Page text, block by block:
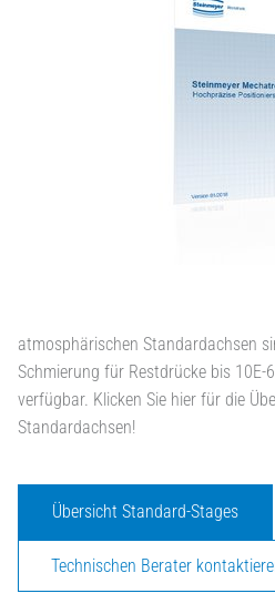
atmosphärischen Standardachsen
Schmierung für Restdrücke bis 10E-
verfügbar. Klicken Sie hier für die
Standardachsen!
Übersicht Standard-Stages
Technischen Berater